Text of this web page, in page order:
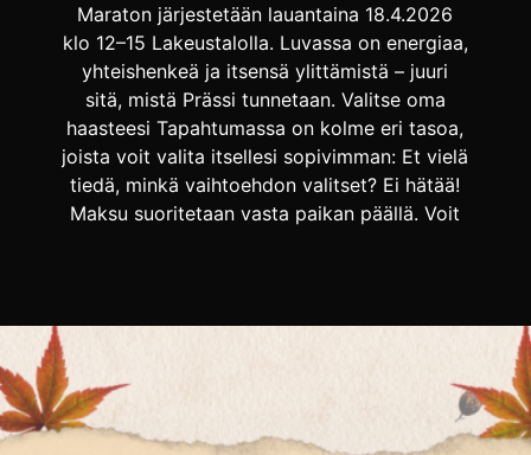
Maraton järjestetään lauantaina 18.4.2026
klo 12–15 Lakeustalolla. Luvassa on energiaa,
yhteishenkeä ja itsensä ylittämistä – juuri
sitä, mistä Prässi tunnetaan. Valitse oma
haasteesi Tapahtumassa on kolme eri tasoa,
joista voit valita itsellesi sopivimman: Et vielä
tiedä, minkä vaihtoehdon valitset? Ei hätää!
Maksu suoritetaan vasta paikan päällä. Voit